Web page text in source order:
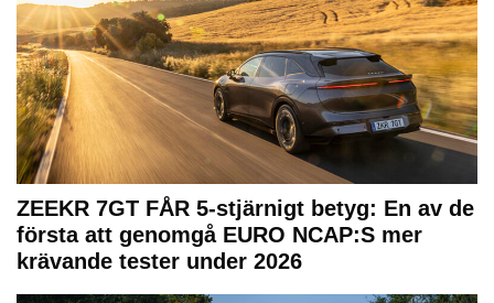
ZEEKR 7GT FÅR 5-stjärnigt betyg: En av de
första att genomgå EURO NCAP:S mer
krävande tester under 2026